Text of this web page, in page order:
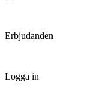
Erbjudanden
Logga in